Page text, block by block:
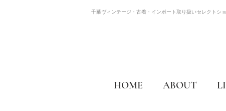
千葉ヴィンテージ・古着・インポート取り扱いセレクトシ
HOME ABOUT